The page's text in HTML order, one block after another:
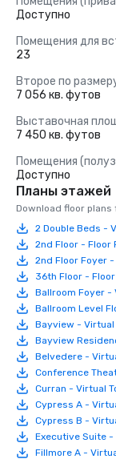
Доступно
Помещения для
23
Второе по
7 056 кв. футов
Выставочная
7 450 кв. футов
Помещения
Доступно
Планы этажей
Download floor plans
2 Double Beds -
2nd Floor - Floor
2nd Floor Foyer
36th Floor -
Ballroom Foyer -
Ballroom Level
Bayview - Virtual
Bayview
Belvedere -
Conference
Curran - Virtual
Cypress A -
Cypress B -
Executive Suite -
Fillmore A -